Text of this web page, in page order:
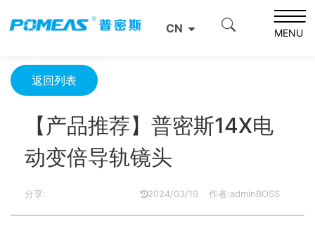
CN MENU
【产品推荐】普密斯14X电动变倍导轨镜头
返回列表
【产品推荐】普密斯14X电
动变倍导轨镜头
分享: 2024/03/19 作者:adminBOSS